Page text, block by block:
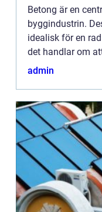
Betong är en
byggindustrin.
idealisk för en
det handlar om
eller broar, står
admin